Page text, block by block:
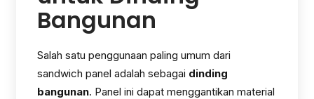
Bangunan
Salah satu penggunaan paling umum dari
sandwich panel adalah sebagai dinding
bangunan. Panel ini dapat menggantikan material